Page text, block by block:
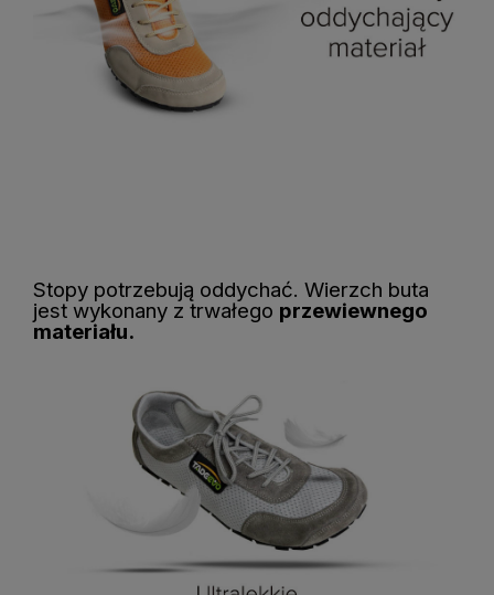
Stopy potrzebują oddychać. Wierzch buta
jest wykonany z trwałego przewiewnego
materiału.